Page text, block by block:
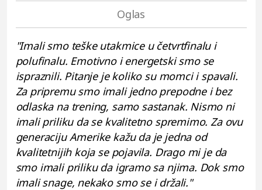
"Imali smo teške utakmice u četvrtfinalu i
polufinalu. Emotivno i energetski smo se
ispraznili. Pitanje je koliko su momci i spavali.
Za pripremu smo imali jedno prepodne i bez
odlaska na trening, samo sastanak. Nismo ni
imali priliku da se kvalitetno spremimo. Za ovu
generaciju Amerike kažu da je jedna od
kvalitetnijih koja se pojavila. Drago mi je da
smo imali priliku da igramo sa njima. Dok smo
imali snage, nekako smo se i držali."